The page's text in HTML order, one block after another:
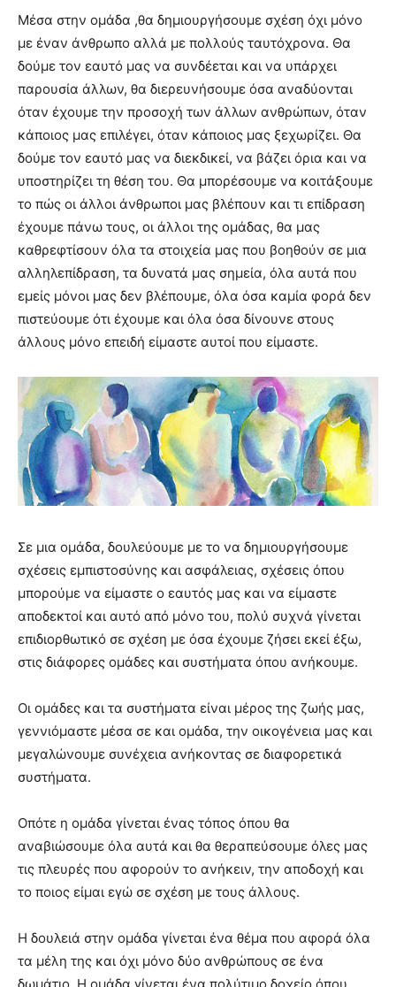
Μέσα στην ομάδα ,θα δημιουργήσουμε σχέση όχι μόνο
με έναν άνθρωπο αλλά με πολλούς ταυτόχρονα. Θα
δούμε τον εαυτό μας να συνδέεται και να υπάρχει
παρουσία άλλων, θα διερευνήσουμε όσα αναδύονται
όταν έχουμε την προσοχή των άλλων ανθρώπων, όταν
κάποιος μας επιλέγει, όταν κάποιος μας ξεχωρίζει. Θα
δούμε τον εαυτό μας να διεκδικεί, να βάζει όρια και να
υποστηρίζει τη θέση του. Θα μπορέσουμε να κοιτάξουμε
το πώς οι άλλοι άνθρωποι μας βλέπουν και τι επίδραση
έχουμε πάνω τους, οι άλλοι της ομάδας, θα μας
καθρεφτίσουν όλα τα στοιχεία μας που βοηθούν σε μια
αλληλεπίδραση, τα δυνατά μας σημεία, όλα αυτά που
εμείς μόνοι μας δεν βλέπουμε, όλα όσα καμία φορά δεν
πιστεύουμε ότι έχουμε και όλα όσα δίνουνε στους
άλλους μόνο επειδή είμαστε αυτοί που είμαστε.
Σε μια ομάδα, δουλεύουμε με το να δημιουργήσουμε
σχέσεις εμπιστοσύνης και ασφάλειας, σχέσεις όπου
μπορούμε να είμαστε ο εαυτός μας και να είμαστε
αποδεκτοί και αυτό από μόνο του, πολύ συχνά γίνεται
επιδιορθωτικό σε σχέση με όσα έχουμε ζήσει εκεί έξω,
στις διάφορες ομάδες και συστήματα όπου ανήκουμε.
Οι ομάδες και τα συστήματα είναι μέρος της ζωής μας,
γεννιόμαστε μέσα σε και ομάδα, την οικογένεια μας και
μεγαλώνουμε συνέχεια ανήκοντας σε διαφορετικά
συστήματα.
Οπότε η ομάδα γίνεται ένας τόπος όπου θα
αναβιώσουμε όλα αυτά και θα θεραπεύσουμε όλες μας
τις πλευρές που αφορούν το ανήκειν, την αποδοχή και
το ποιος είμαι εγώ σε σχέση με τους άλλους.
Η δουλειά στην ομάδα γίνεται ένα θέμα που αφορά όλα
τα μέλη της και όχι μόνο δύο ανθρώπους σε ένα